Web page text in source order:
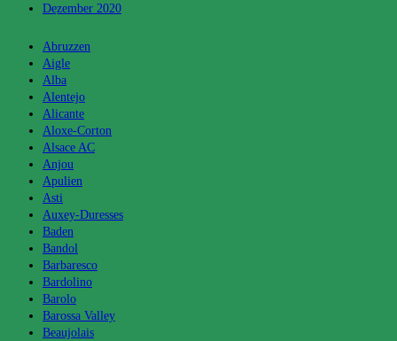
Dezember 2020
Kategorien
Abruzzen
Aigle
Alba
Alentejo
Alicante
Aloxe-Corton
Alsace AC
Anjou
Apulien
Asti
Auxey-Duresses
Baden
Bandol
Barbaresco
Bardolino
Barolo
Barossa Valley
Beaujolais